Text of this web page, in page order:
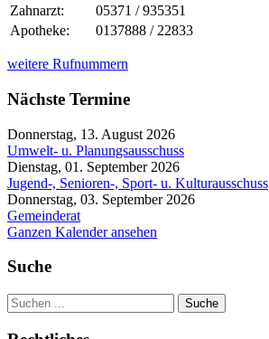
Zahnarzt:
05371 / 935351
Apotheke:
0137888 / 22833
weitere Rufnummern
Nächste Termine
Donnerstag, 13. August 2026
Umwelt- u. Planungsausschuss
Dienstag, 01. September 2026
Jugend-, Senioren-, Sport- u. Kulturausschuss
Donnerstag, 03. September 2026
Gemeinderat
Ganzen Kalender ansehen
Suche
Suche